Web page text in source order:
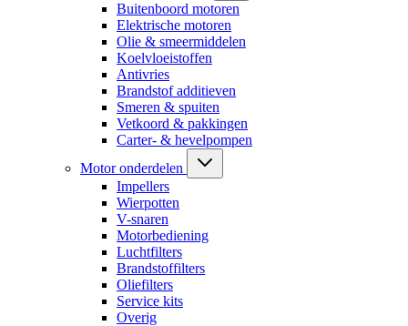
Buitenboord motoren
Elektrische motoren
Olie & smeermiddelen
Koelvloeistoffen
Antivries
Brandstof additieven
Smeren & spuiten
Vetkoord & pakkingen
Carter- & hevelpompen
Motor onderdelen
Impellers
Wierpotten
V-snaren
Motorbediening
Luchtfilters
Brandstoffilters
Oliefilters
Service kits
Overig